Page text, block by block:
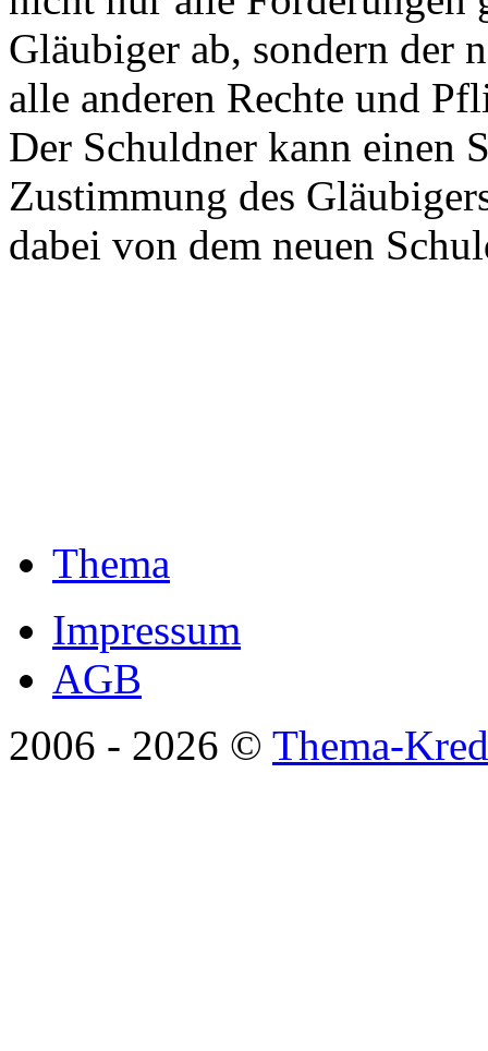
Gläubiger ab, sondern der
alle anderen Rechte und
Der Schuldner kann einen
Zustimmung des
dabei von dem neuen
Thema
Impressum
AGB
2006 - 2026 © Thema-